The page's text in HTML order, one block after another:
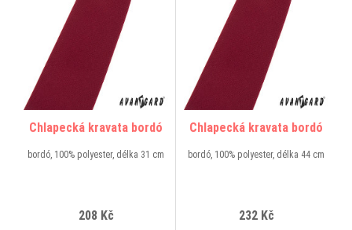
Chlapecká kravata bordó
bordó, 100% polyester, délka 31 cm
208 Kč
Chlapecká kravata bordó
bordó, 100% polyester, délka 44 cm
232 Kč